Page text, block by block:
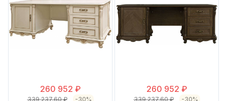
260 952 ₽
339 237.60 ₽ -30%
260 952 ₽
339 237.60 ₽ -30%